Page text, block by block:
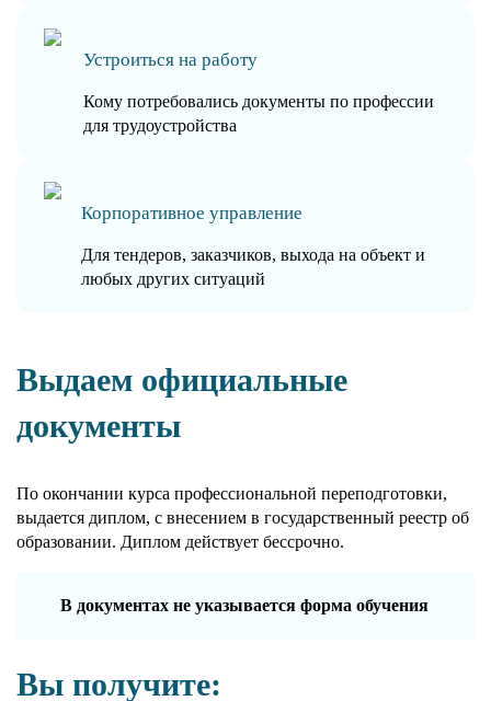
Устроиться на работу
Кому потребовались документы по профессии
для трудоустройства
Корпоративное управление
Для тендеров, заказчиков, выхода на объект и
любых других ситуаций
Выдаем официальные
документы
По окончании курса профессиональной переподготовки,
выдается диплом, с внесением в государственный реестр об
образовании. Диплом действует бессрочно.
В документах не указывается форма обучения
Вы получите: